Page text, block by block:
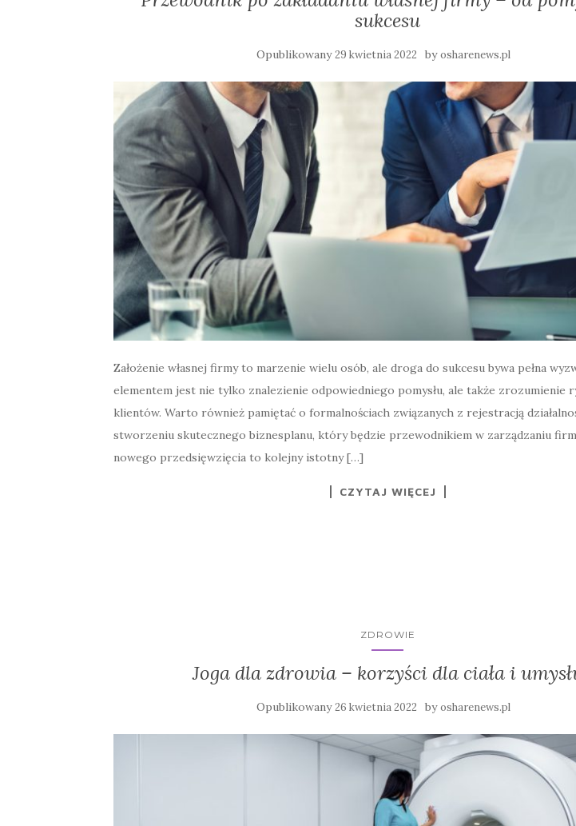
sukcesu
Opublikowany29 kwietnia 2022 byosharenews.pl
Założenie własnej firmy to marzenie wielu osób, ale droga do sukcesu bywa pełna
elementem jest nie tylko znalezienie odpowiedniego pomysłu, ale także zrozumienie
klientów. Warto również pamiętać o formalnościach związanych z rejestracją
stworzeniu skutecznego biznesplanu, który będzie przewodnikiem w zarządzaniu
nowego przedsięwzięcia to kolejny istotny […]
CZYTAJ WIĘCEJ
ZDROWIE
Joga dla zdrowia – korzyści dla ciała i
Opublikowany26 kwietnia 2022 byosharenews.pl